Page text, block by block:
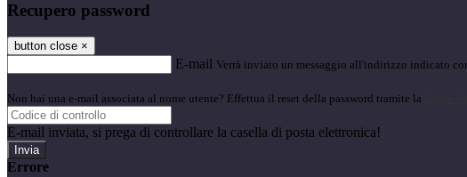
Recupero password
button close ×
E-mail Verrà inviato un messaggio all'indirizzo indicato
Non hai una e-mail associata al nome utente? Effettua il reset della password tramite la
E-mail inviata, si prega di controllare la casella di posta elettronica!
Errore